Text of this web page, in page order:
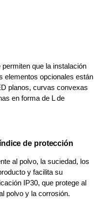
que la instalación
elementos opcionales están
planos, curvas convexas
en forma de L de
de protección
al polvo, la suciedad, los
y facilita su
IP30, que protege al
polvo y la corrosión.